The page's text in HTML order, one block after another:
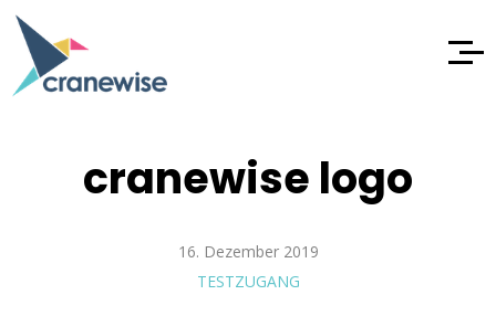
cranewise logo
16. Dezember 2019
TESTZUGANG